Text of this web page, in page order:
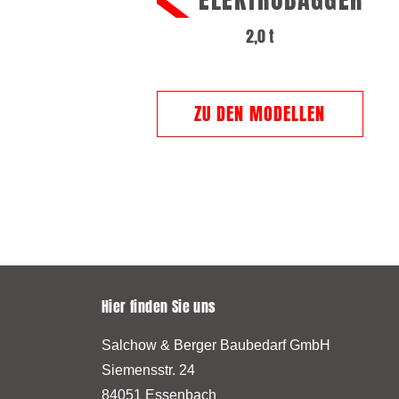
2,0 t
ZU DEN MODELLEN
Hier finden Sie uns
Salchow & Berger Baubedarf GmbH
Siemensstr. 24
84051 Essenbach